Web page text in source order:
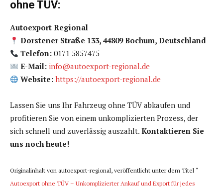
ohne TÜV:
Autoexport Regional
Dorstener Straße 133, 44809 Bochum, Deutschland
Telefon: 0171 5857475
E-Mail: info@autoexport-regional.de
Website: https://autoexport-regional.de
Lassen Sie uns Ihr Fahrzeug ohne TÜV abkaufen und
profitieren Sie von einem unkomplizierten Prozess, der
sich schnell und zuverlässig auszahlt. Kontaktieren Sie
uns noch heute!
Originalinhalt von autoexport-regional, veröffentlicht unter dem Titel “
Autoexport ohne TÜV – Unkomplizierter Ankauf und Export für jedes